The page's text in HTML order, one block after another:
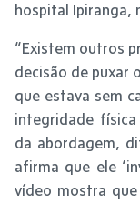
hospital Ipiranga,
“Existem outros
decisão de puxar
que estava sem
integridade
da abordagem,
afirma que ele
vídeo mostra